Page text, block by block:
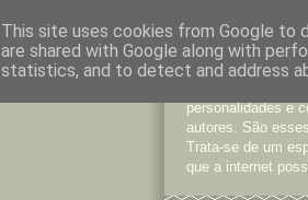
Jornal
personalidades e
autores. São
Trata-se de um
que a internet
This site uses cookies from Google to
are shared with Google along with
statistics, and to detect and address